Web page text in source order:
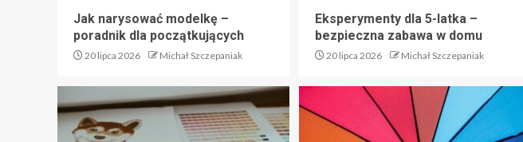
Jak narysować modelkę –
poradnik dla początkujących
20 lipca 2026 Michał Szczepaniak
Eksperymenty dla 5-latka –
bezpieczna zabawa w domu
20 lipca 2026 Michał Szczepaniak